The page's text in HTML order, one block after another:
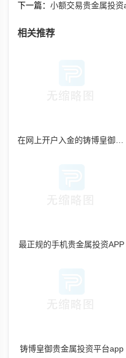
下一篇： 小额交易贵金属投资
相关推荐
最正规的手机贵金属投资APP
铸博皇御贵金属投资平台app